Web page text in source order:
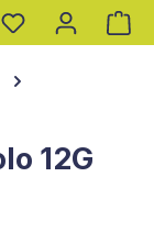
12G